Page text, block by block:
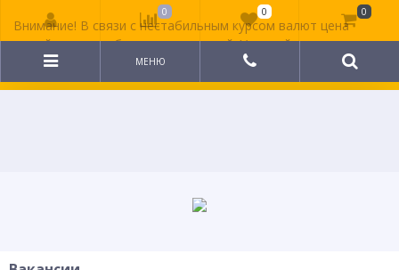
Внимание! В связи с нестабильным курсом валют цена
на сайте может быть неактуальной. Уточняйте
стоимость у менеджера.
МЕНЮ
0 0 0